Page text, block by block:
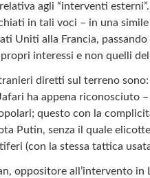
agli “interventi
in tali voci – in una
Uniti alla Francia,
interessi e non quelli
diretti sul terreno
ha appena riconosciuto
questo con la
Putin, senza il quale
(con la stessa tattica
oppositore all’intervento